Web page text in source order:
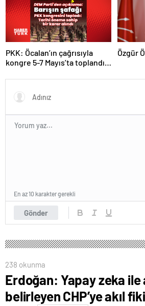
PKK: Öcalan’ın çağrısıyla
kongre 5-7 Mayıs’ta toplandı!
Özgür
Gönder
En az 10 karakter gerekli
238 okunma
Erdoğan: Yapay zeka ile
belirleyen CHP’ye akıl